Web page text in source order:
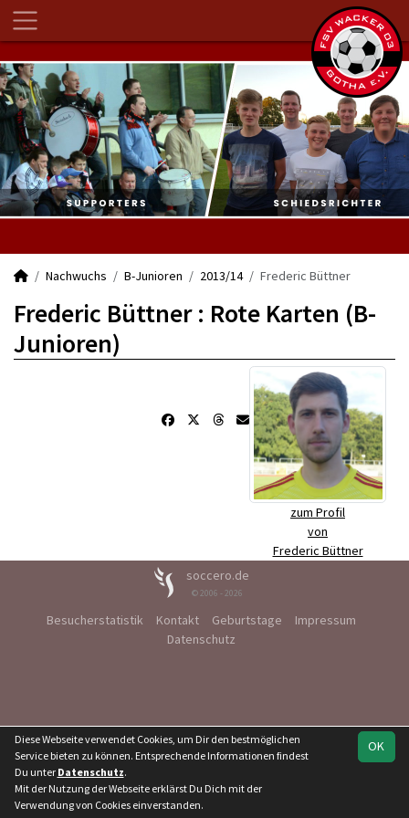
Nachwuchs B-Junioren 2013/14 Frederic Büttner
Frederic Büttner : Rote Karten (B-
Junioren)
zum Profil
von
Frederic Büttner
soccero.de
© 2006 - 2026
Besucherstatistik Kontakt Geburtstage
Impressum
Datenschutz
OK
Diese Webseite verwendet Cookies, um Dir den bestmöglichen
Service bieten zu können. Entsprechende Informationen findest
Du unter Datenschutz.
Mit der Nutzung der Webseite erklärst Du Dich mit der
Verwendung von Cookies einverstanden.